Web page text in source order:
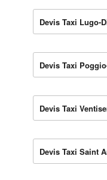
Devis Taxi Lugo-
Devis Taxi
Devis Taxi
Devis Taxi Saint